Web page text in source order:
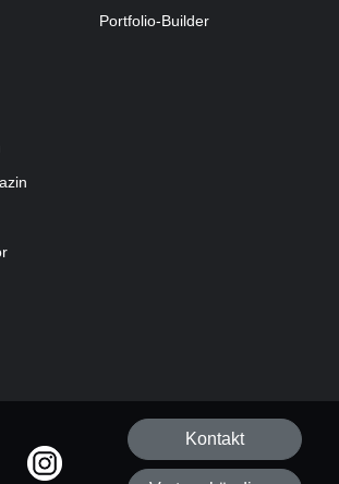
Portfolio-Builder
Accounts
Kontakt